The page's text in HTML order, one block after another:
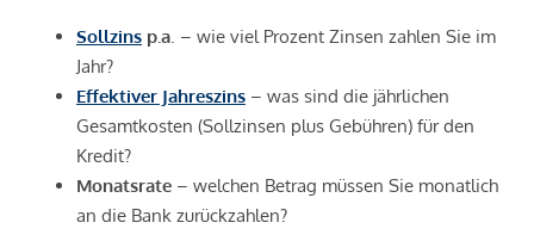
Sollzins p.a . – wie viel Prozent Zinsen zahlen Sie im
Jahr?
Effektiver Jahreszins – was sind die jährlichen
Gesamtkosten (Sollzinsen plus Gebühren) für den
Kredit?
Monatsrate – welchen Betrag müssen Sie monatlich
an die Bank zurückzahlen?